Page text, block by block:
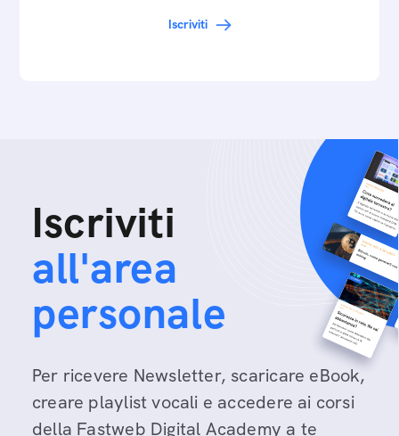
Iscriviti
Iscriviti
all'area
personale
Per ricevere Newsletter, scaricare eBook,
creare playlist vocali e accedere ai corsi
della Fastweb Digital Academy a te